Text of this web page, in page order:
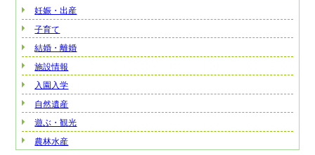
妊娠・出産
子育て
結婚・離婚
施設情報
入園入学
自然遺産
遊ぶ・観光
農林水産